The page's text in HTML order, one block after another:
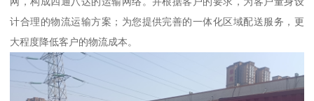
计合理的物流运输方案；为您提供完善的一体化区域配送服务，更
大程度降低客户的物流成本。